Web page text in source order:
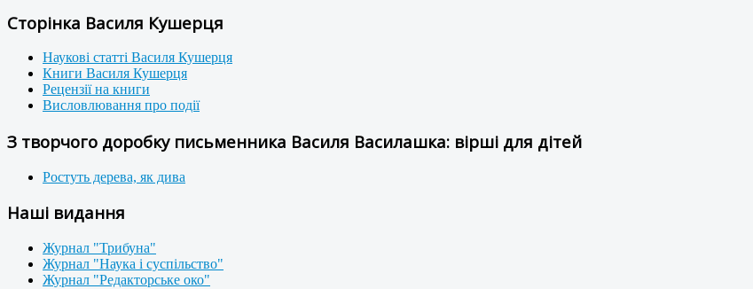
Сторінка Василя Кушерця
Наукові статті Василя Кушерця
Книги Василя Кушерця
Рецензії на книги
Висловлювання про події
З творчого доробку письменника Василя Василашка: вірші для дітей
Ростуть дерева, як дива
Наші видання
Журнал "Трибуна"
Журнал "Наука і суспільство"
Журнал "Редакторське око"